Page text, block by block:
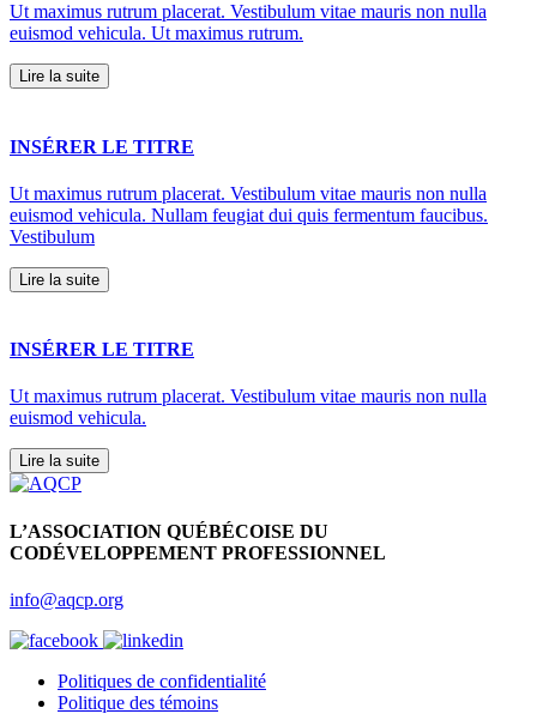
Ut maximus rutrum placerat. Vestibulum vitae mauris non nulla
euismod vehicula. Ut maximus rutrum.
Lire la suite
INSÉRER LE TITRE
Ut maximus rutrum placerat. Vestibulum vitae mauris non nulla
euismod vehicula. Nullam feugiat dui quis fermentum faucibus.
Vestibulum
Lire la suite
INSÉRER LE TITRE
Ut maximus rutrum placerat. Vestibulum vitae mauris non nulla
euismod vehicula.
Lire la suite
L’ASSOCIATION QUÉBÉCOISE DU
CODÉVELOPPEMENT PROFESSIONNEL
info@aqcp.org
Politiques de confidentialité
Politique des témoins